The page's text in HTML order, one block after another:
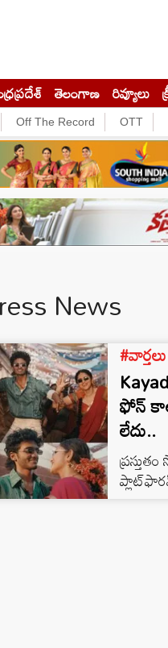
తెలంగాణ రివ్యూలు
Off The Record OTT
News
#వార్తలు
ఫోన్
లేదు..